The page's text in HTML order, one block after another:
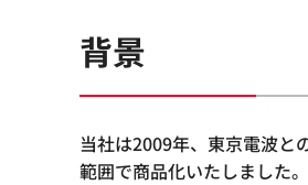
背景
当社は2009年、東京電波と
範囲で商品化いたしました。